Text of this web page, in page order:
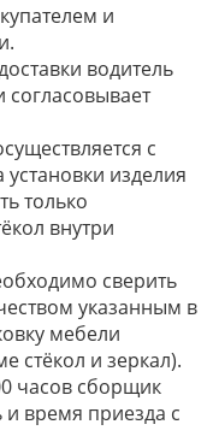
и
водитель
согласовывает
с
изделия
только
внутри
сверить
указанным в
мебели
стёкол и зеркал).
часов сборщик
и время приезда с